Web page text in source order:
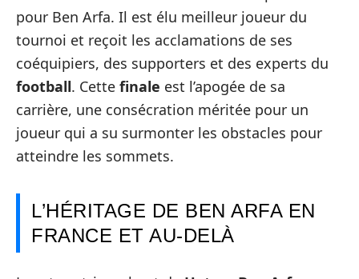
pour Ben Arfa. Il est élu meilleur joueur du
tournoi et reçoit les acclamations de ses
coéquipiers, des supporters et des experts du
football. Cette finale est l’apogée de sa
carrière, une consécration méritée pour un
joueur qui a su surmonter les obstacles pour
atteindre les sommets.
L’HÉRITAGE DE BEN ARFA EN
FRANCE ET AU-DELÀ